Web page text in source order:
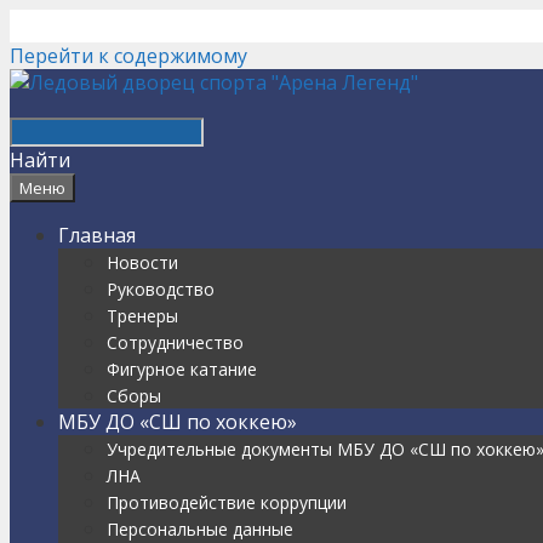
Перейти к содержимому
Найти
Меню
Главная
Новости
Руководство
Тренеры
Сотрудничество
Фигурное катание
Сборы
МБУ ДО «СШ по хоккею»
Учредительные документы МБУ ДО «СШ по хоккею»
ЛНА
Противодействие коррупции
Персональные данные